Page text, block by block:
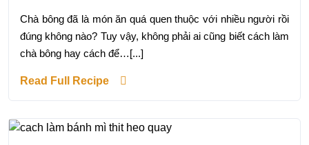
Chà bông đã là món ăn quá quen thuộc với nhiều người rồi
đúng không nào? Tuy vậy, không phải ai cũng biết cách làm
chà bông hay cách để…[...]
Read Full Recipe